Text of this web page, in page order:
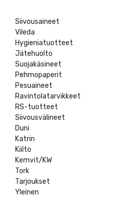
Siivousaineet
Vileda
Hygieniatuotteet
Jätehuolto
Suojakäsineet
Pehmopaperit
Pesuaineet
Ravintolatarvikkeet
RS-tuotteet
Siivousvälineet
Duni
Katrin
Kiilto
Kemvit/KW
Tork
Tarjoukset
Yleinen